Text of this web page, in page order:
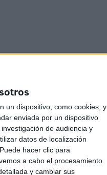
un dispositivo, como cookies, y
enviada por un dispositivo
de audiencia y
datos de localización
hacer clic para
a cabo el procesamiento
y cambiar sus
de